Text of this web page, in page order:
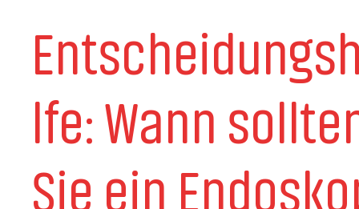
lfe: Wann
Sie ein